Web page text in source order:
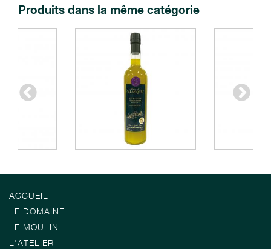
Produits dans la même catégorie
ACCUEIL
LE DOMAINE
LE MOULIN
L'ATELIER